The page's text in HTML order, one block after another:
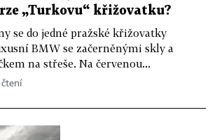
„Turkovu“ křižovatku?
se do jedné pražské křižovatky
BMW se začerněnými skly a
na střeše. Na červenou...